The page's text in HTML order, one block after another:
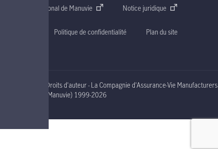
Site web international de Manuvie Notice juridique
Politique de confidentialité Plan du site
Droits d'auteur - La Compagnie d'Assurance-Vie Manufacturers
(Manuvie) nineteen ninety nine to two thousand and nineteen
1999-2026